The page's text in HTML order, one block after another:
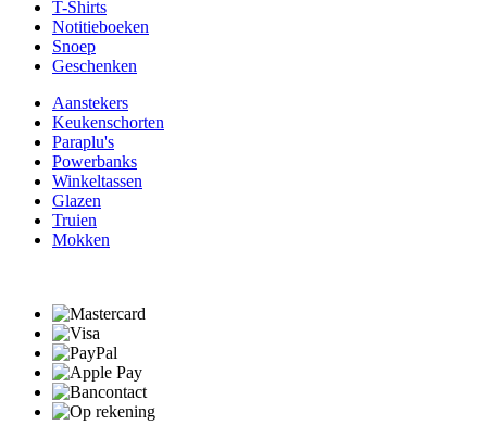
T-Shirts
Notitieboeken
Snoep
Geschenken
Aanstekers
Keukenschorten
Paraplu's
Powerbanks
Winkeltassen
Glazen
Truien
Mokken